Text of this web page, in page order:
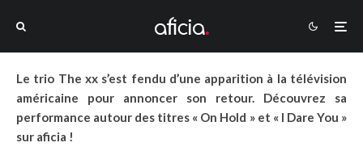
Le trio The xx s’est fendu d’une apparition à la télévision
américaine pour annoncer son retour. Découvrez sa
performance autour des titres « On Hold » et « I Dare You »
sur aficia !